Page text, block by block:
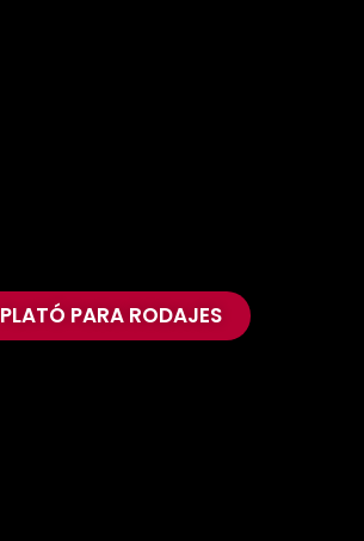
PLATÓ PARA RODAJES